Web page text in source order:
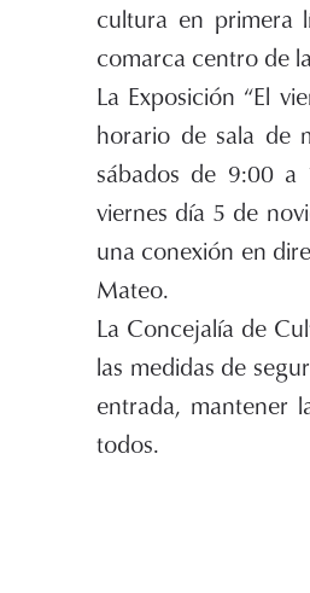
cultura en primera
comarca centro de
La Exposición “El
horario de sala de
sábados de 9:00 a
viernes día 5 de
una conexión en
Mateo.
La Concejalía de
las medidas de
entrada, mantener
todos.